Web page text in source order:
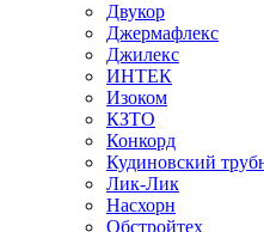
Двукор
Джермафлекс
Джилекс
ИНТЕК
Изоком
КЗТО
Конкорд
Кудиновский
Лик-Лик
Насхорн
Обстройтех